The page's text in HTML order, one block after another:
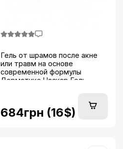
Гель от шрамов после акне
или травм на основе
современной формулы
Дерматикс Наскар Гель...
684грн (16$)